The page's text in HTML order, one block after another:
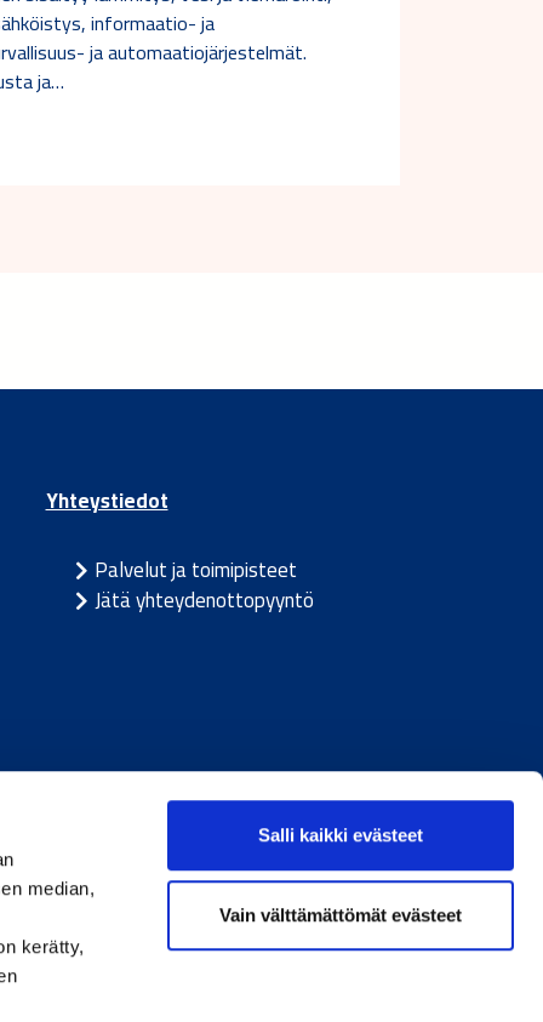
median,
kerätty,
Salli kaikki evästeet
Vain välttämättömät evästeet
informaatio- ja
ja automaatiojärjestelmät.
ja…
Yhteystiedot
Palvelut ja toimipisteet
Jätä yhteydenottopyyntö